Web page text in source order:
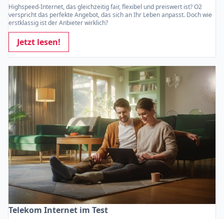
Highspeed-Internet, das gleichzeitig fair, flexibel und preiswert ist? O2
verspricht das perfekte Angebot, das sich an Ihr Leben anpasst. Doch wie
erstklassig ist der Anbieter wirklich?
Jetzt lesen!
Telekom Internet im Test